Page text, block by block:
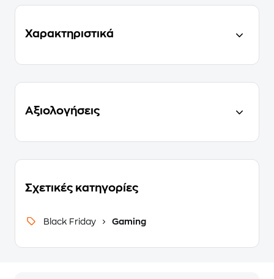
Χαρακτηριστικά
Αξιολογήσεις
Σχετικές κατηγορίες
Black Friday Gaming